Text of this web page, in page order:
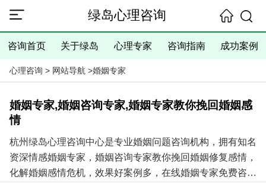
绿岛心理咨询
咨询首页 关于绿岛 心理专家 咨询指南 成功案例
心理咨询 > 网站导航 >婚姻专家
婚姻专家,婚姻咨询专家,婚姻专家教你挽回婚姻感
情
杭州绿岛心理咨询中心是专业婚姻问题咨询机构，拥有知名
资深情感婚姻专家，婚姻咨询专家教你挽回婚姻修复感情，
化解婚姻感情危机，效果好案例多，在线婚姻专家免费咨询